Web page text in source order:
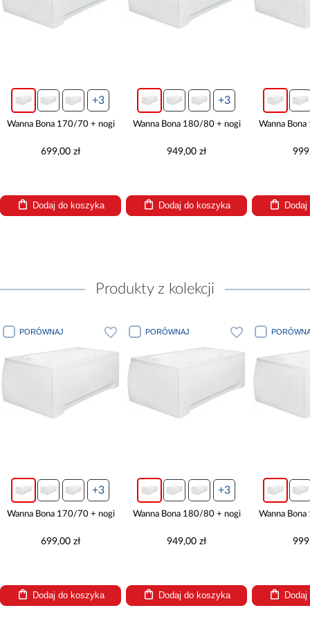
+3
Wanna Bona 170/70 + nogi
699,00 zł
Dodaj do koszyka
+3
Wanna Bona 180/80 + nogi
949,00 zł
Dodaj do koszyka
Wanna
Produkty z kolekcji
PORÓWNAJ
+3
Wanna Bona 170/70 + nogi
699,00 zł
Dodaj do koszyka
PORÓWNAJ
+3
Wanna Bona 180/80 + nogi
949,00 zł
Dodaj do koszyka
Wanna